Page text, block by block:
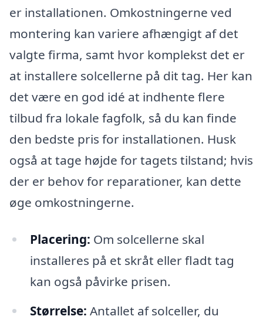
er installationen. Omkostningerne ved
montering kan variere afhængigt af det
valgte firma, samt hvor komplekst det er
at installere solcellerne på dit tag. Her kan
det være en god idé at indhente flere
tilbud fra lokale fagfolk, så du kan finde
den bedste pris for installationen. Husk
også at tage højde for tagets tilstand; hvis
der er behov for reparationer, kan dette
øge omkostningerne.
Placering: Om solcellerne skal
installeres på et skråt eller fladt tag
kan også påvirke prisen.
Størrelse: Antallet af solceller, du